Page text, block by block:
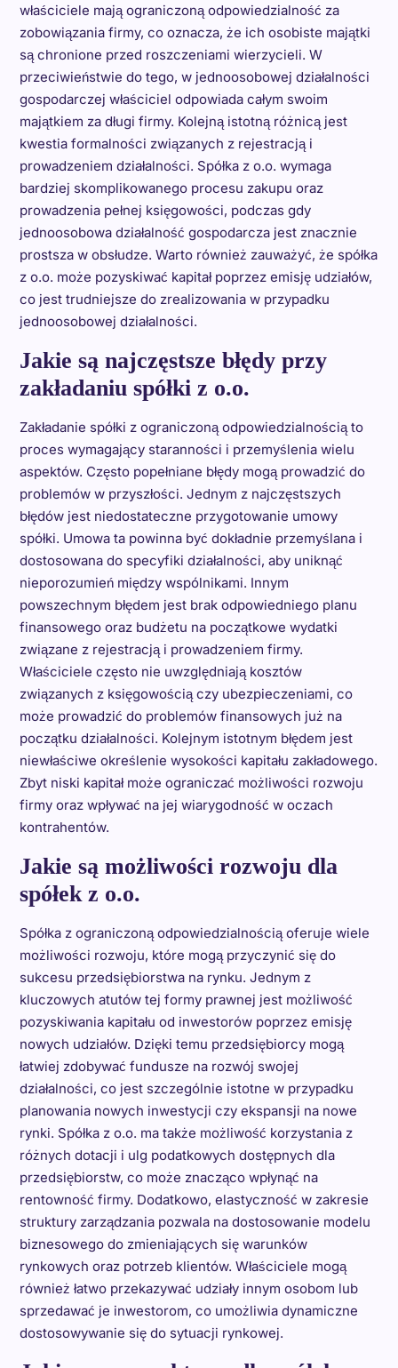
właściciele mają ograniczoną odpowiedzialność za
zobowiązania firmy, co oznacza, że ich osobiste majątki
są chronione przed roszczeniami wierzycieli. W
przeciwieństwie do tego, w jednoosobowej działalności
gospodarczej właściciel odpowiada całym swoim
majątkiem za długi firmy. Kolejną istotną różnicą jest
kwestia formalności związanych z rejestracją i
prowadzeniem działalności. Spółka z o.o. wymaga
bardziej skomplikowanego procesu zakupu oraz
prowadzenia pełnej księgowości, podczas gdy
jednoosobowa działalność gospodarcza jest znacznie
prostsza w obsłudze. Warto również zauważyć, że spółka
z o.o. może pozyskiwać kapitał poprzez emisję udziałów,
co jest trudniejsze do zrealizowania w przypadku
jednoosobowej działalności.
Jakie są najczęstsze błędy przy
zakładaniu spółki z o.o.
Zakładanie spółki z ograniczoną odpowiedzialnością to
proces wymagający staranności i przemyślenia wielu
aspektów. Często popełniane błędy mogą prowadzić do
problemów w przyszłości. Jednym z najczęstszych
błędów jest niedostateczne przygotowanie umowy
spółki. Umowa ta powinna być dokładnie przemyślana i
dostosowana do specyfiki działalności, aby uniknąć
nieporozumień między wspólnikami. Innym
powszechnym błędem jest brak odpowiedniego planu
finansowego oraz budżetu na początkowe wydatki
związane z rejestracją i prowadzeniem firmy.
Właściciele często nie uwzględniają kosztów
związanych z księgowością czy ubezpieczeniami, co
może prowadzić do problemów finansowych już na
początku działalności. Kolejnym istotnym błędem jest
niewłaściwe określenie wysokości kapitału zakładowego.
Zbyt niski kapitał może ograniczać możliwości rozwoju
firmy oraz wpływać na jej wiarygodność w oczach
kontrahentów.
Jakie są możliwości rozwoju dla
spółek z o.o.
Spółka z ograniczoną odpowiedzialnością oferuje wiele
możliwości rozwoju, które mogą przyczynić się do
sukcesu przedsiębiorstwa na rynku. Jednym z
kluczowych atutów tej formy prawnej jest możliwość
pozyskiwania kapitału od inwestorów poprzez emisję
nowych udziałów. Dzięki temu przedsiębiorcy mogą
łatwiej zdobywać fundusze na rozwój swojej
działalności, co jest szczególnie istotne w przypadku
planowania nowych inwestycji czy ekspansji na nowe
rynki. Spółka z o.o. ma także możliwość korzystania z
różnych dotacji i ulg podatkowych dostępnych dla
przedsiębiorstw, co może znacząco wpłynąć na
rentowność firmy. Dodatkowo, elastyczność w zakresie
struktury zarządzania pozwala na dostosowanie modelu
biznesowego do zmieniających się warunków
rynkowych oraz potrzeb klientów. Właściciele mogą
również łatwo przekazywać udziały innym osobom lub
sprzedawać je inwestorom, co umożliwia dynamiczne
dostosowywanie się do sytuacji rynkowej.